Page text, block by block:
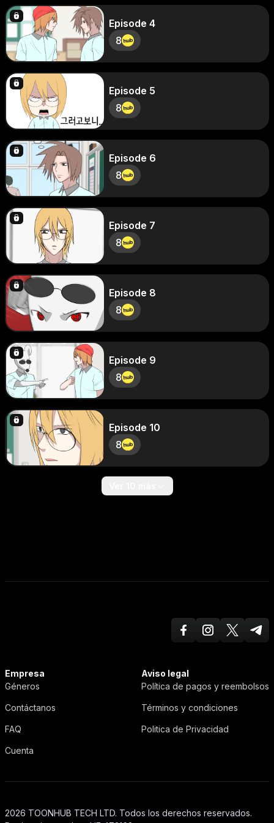
Episode 4
8
Episode 5
8
Episode 6
8
Episode 7
8
Episode 8
8
Episode 9
8
Episode 10
8
FacebookInstagramTwitter X
Empresa
Géneros
Contáctanos
FAQ
Cuenta
Aviso legal
Política de pagos y reembolsos
Términos y condiciones
Politica de Privacidad
2026 TOONHUB TECH LTD. Todos los derechos reservados.